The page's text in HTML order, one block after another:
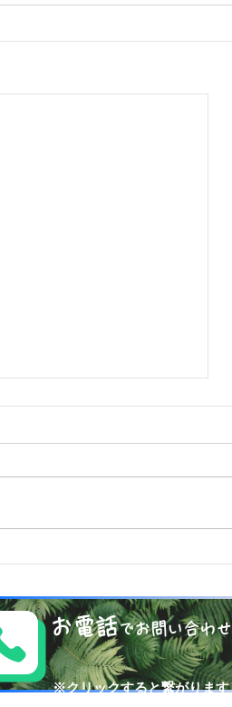
お電話でお問い合わせ
​※クリックすると繋がります